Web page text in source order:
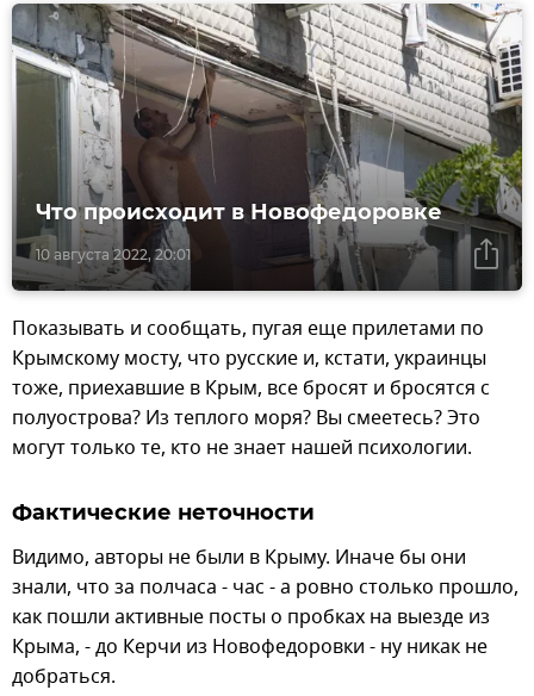
10 августа 2022, 20:01
Что происходит в Новофедоровке
Показывать и сообщать, пугая еще прилетами по
Крымскому мосту, что русские и, кстати, украинцы
тоже, приехавшие в Крым, все бросят и бросятся с
полуострова? Из теплого моря? Вы смеетесь? Это
могут только те, кто не знает нашей психологии.
Фактические неточности
Видимо, авторы не были в Крыму. Иначе бы они
знали, что за полчаса - час - а ровно столько прошло,
как пошли активные посты о пробках на выезде из
Крыма, - до Керчи из Новофедоровки - ну никак не
добраться.